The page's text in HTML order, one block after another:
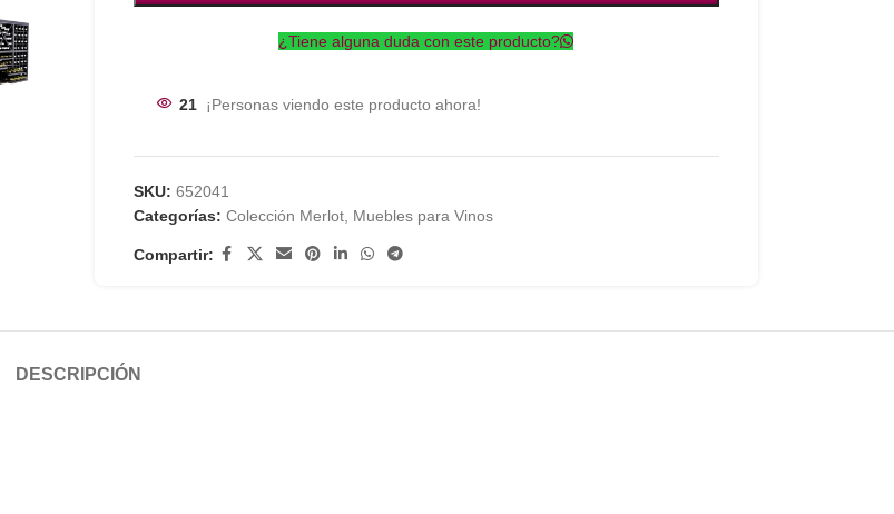
¿Tiene alguna duda con este producto?
21 ¡Personas viendo este producto ahora!
SKU: 652041
Categorías: Colección Merlot, Muebles para Vinos
Compartir:
DESCRIPCIÓN